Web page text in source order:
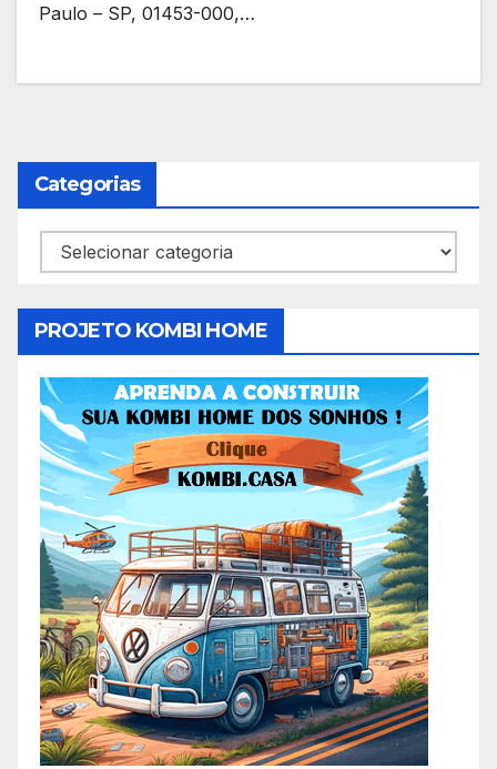
Paulo – SP, 01453-000,…
Categorias
Categorias
PROJETO KOMBI HOME